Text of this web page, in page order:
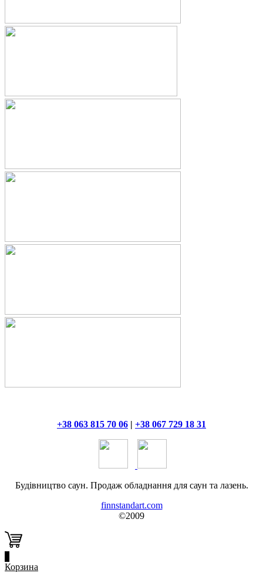
+38 063 815 70 06 | +38 067 729 18 31
Будівництво саун. Продаж обладнання для саун та лазень.
finnstandart.com
©2009
Корзина